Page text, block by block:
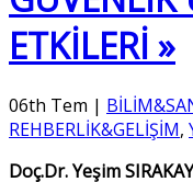
ETKİLERİ »
06th Tem |
REHBERLİK&GELİŞİM,
Doç.Dr. Yeşim